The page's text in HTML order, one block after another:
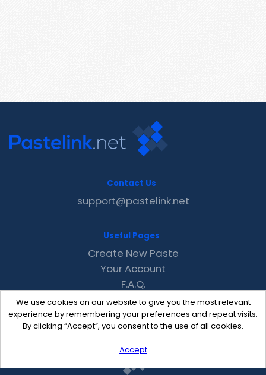
We use cookies on our website to give you the most relevant
experience by remembering your preferences and repeat visits.
By clicking “Accept”, you consent to the use of all cookies.
Accept
Contact Us
support@pastelink.net
Useful Pages
Create New Paste
Your Account
F.A.Q.
Recent
Contact